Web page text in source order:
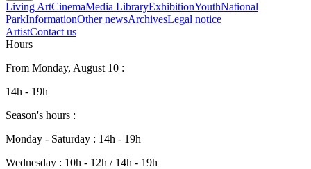
Living ArtCinemaMedia LibraryExhibitionYouthNational
ParkInformationOther newsArchivesLegal notice
ArtistContact us
Hours
From Monday, August 10 :
14h - 19h
Season's hours :
Monday - Saturday : 14h - 19h
Wednesday : 10h - 12h / 14h - 19h